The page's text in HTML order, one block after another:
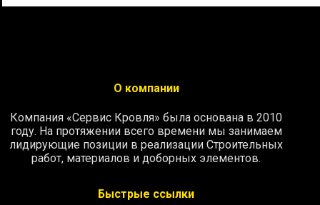
О компании
Компания «Сервис Кровля» была основана в 2010
году. На протяжении всего времени мы занимаем
лидирующие позиции в реализации Строительных
работ, материалов и доборных элементов.
Быстрые ссылки